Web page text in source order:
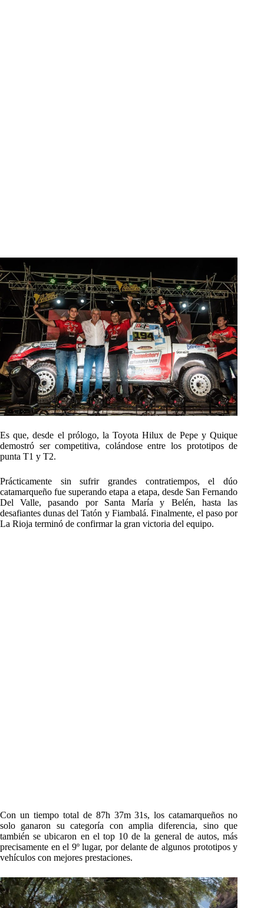
Es que, desde el prólogo, la Toyota Hilux de Pepe y Quique
demostró ser competitiva, colándose entre los prototipos de
punta T1 y T2.
Prácticamente sin sufrir grandes contratiempos, el dúo
catamarqueño fue superando etapa a etapa, desde San Fernando
Del Valle, pasando por Santa María y Belén, hasta las
desafiantes dunas del Tatón y Fiambalá. Finalmente, el paso por
La Rioja terminó de confirmar la gran victoria del equipo.
Con un tiempo total de 87h 37m 31s, los catamarqueños no
solo ganaron su categoría con amplia diferencia, sino que
también se ubicaron en el top 10 de la general de autos, más
precisamente en el 9º lugar, por delante de algunos prototipos y
vehículos con mejores prestaciones.